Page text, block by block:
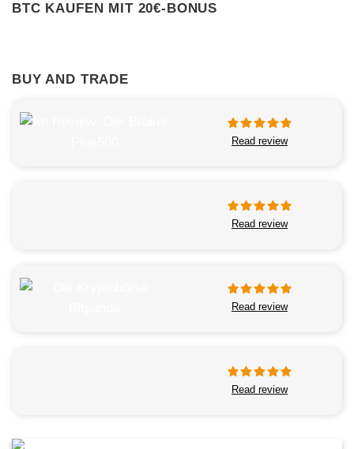
BTC KAUFEN MIT 20€-BONUS
BUY AND TRADE
Read review
Read review
Read review
Read review